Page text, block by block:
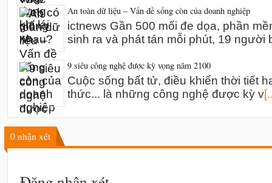
An toàn dữ liệu – Vấn đề sống còn của doanh nghiệp
ictnews Gần 500 mối đe dọa, phần
sinh ra và phát tán mỗi phút, 19 người
9 siêu công nghệ được kỳ vọng năm 2100
Cuộc sống bất tử, điều khiển thời tiết
thức... là những công nghệ được kỳ v
0 nhận xét